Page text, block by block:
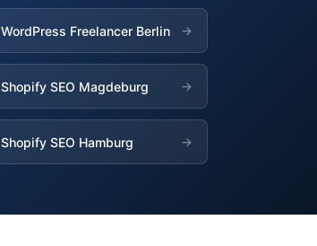
WordPress Freelancer Berlin →
Shopify SEO Magdeburg →
Shopify SEO Hamburg →